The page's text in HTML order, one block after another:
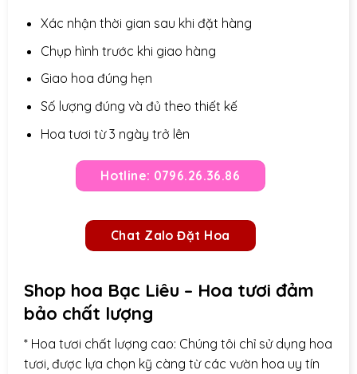
Xác nhận thời gian sau khi đặt hàng
Chụp hình trước khi giao hàng
Giao hoa đúng hẹn
Số lượng đúng và đủ theo thiết kế
Hoa tươi từ 3 ngày trở lên
Hotline: 0796.26.36.86
Chat Zalo Đặt Hoa
Shop hoa Bạc Liêu – Hoa tươi đảm
bảo chất lượng
* Hoa tươi chất lượng cao: Chúng tôi chỉ sử dụng hoa
tươi, được lựa chọn kỹ càng từ các vườn hoa uy tín